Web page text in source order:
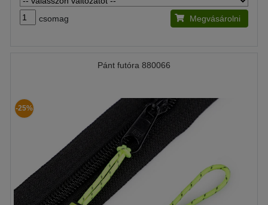
csomag Megvásárolni
Pánt futóra 880066
-25%